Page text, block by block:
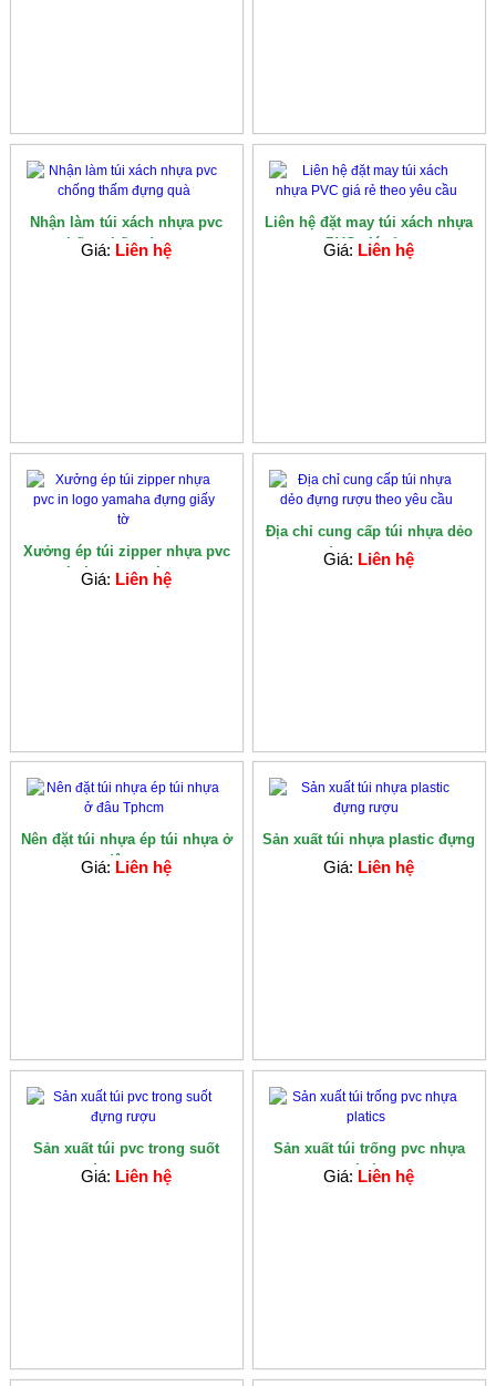
Nhận làm túi xách nhựa pvc
chống thấm đựng...
Giá: Liên hệ
Liên hệ đặt may túi xách nhựa
PVC giá rẻ...
Giá: Liên hệ
Xưởng ép túi zipper nhựa pvc
in logo yamaha...
Giá: Liên hệ
Địa chỉ cung cấp túi nhựa dẻo
đựng rượu...
Giá: Liên hệ
Nên đặt túi nhựa ép túi nhựa ở
đâu ...
Giá: Liên hệ
Sản xuất túi nhựa plastic đựng
rượu
Giá: Liên hệ
Sản xuất túi pvc trong suốt
đựng rượu
Giá: Liên hệ
Sản xuất túi trống pvc nhựa
platics
Giá: Liên hệ